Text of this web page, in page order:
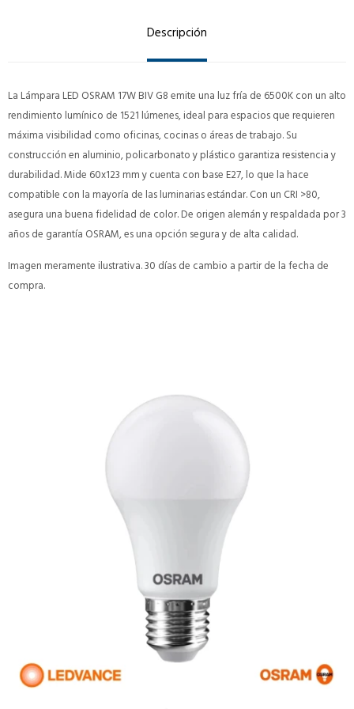
Descripción
La Lámpara LED OSRAM 17W BIV G8 emite una luz fría de 6500K con un alto
rendimiento lumínico de 1521 lúmenes, ideal para espacios que requieren
máxima visibilidad como oficinas, cocinas o áreas de trabajo. Su
construcción en aluminio, policarbonato y plástico garantiza resistencia y
durabilidad. Mide 60x123 mm y cuenta con base E27, lo que la hace
compatible con la mayoría de las luminarias estándar. Con un CRI >80,
asegura una buena fidelidad de color. De origen alemán y respaldada por 3
años de garantía OSRAM, es una opción segura y de alta calidad.
Imagen meramente ilustrativa. 30 días de cambio a partir de la fecha de
compra.